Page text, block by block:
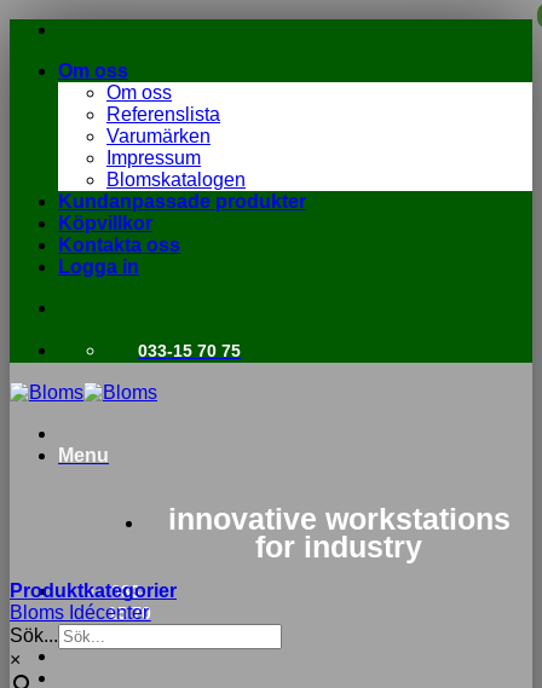
Skip
contentOm oss
Om oss
Referenslista
Varumärken
Impressum
Blomskatalogen
Kundanpassade produkter
Köpvillkor
Kontakta oss
Logga in
033-15 70 75
Menu
innovative workstations
for industry
033-
15 70
Produktkategorier
Bloms Idécenter
Sök...
×